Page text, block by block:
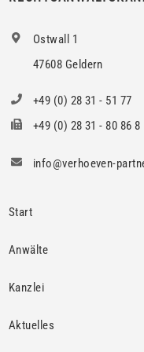
Ostwall 1
47608 Geldern
+49 (0) 28 31 - 51 77
+49 (0) 28 31 - 80 86 8
info@verhoeven-
Start
Anwälte
Kanzlei
Aktuelles